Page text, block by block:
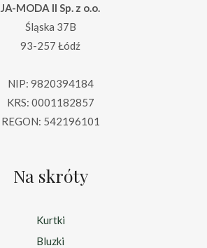
JA-MODA II Sp. z o.o.
Śląska 37B
93-257 Łódź
NIP: 9820394184
KRS: 0001182857
REGON: 542196101
Na skróty
Kurtki
Bluzki